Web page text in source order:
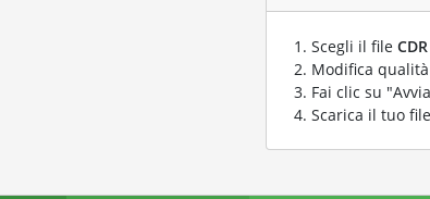
Scegli il file CDR
Modifica
Fai clic su
Scarica il tuo file